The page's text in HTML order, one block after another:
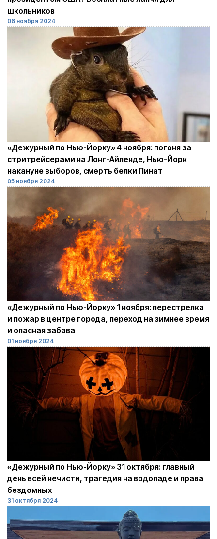
06 ноября 2024
школьников
05 ноября 2024
«Дежурный по Нью-Йорку» 4 ноября: погоня за
стритрейсерами на Лонг-Айленде, Нью-Йорк
накануне выборов, смерть белки Пинат
01 ноября 2024
«Дежурный по Нью-Йорку» 1 ноября: перестрелка
и пожар в центре города, переход на зимнее время
и опасная забава
31 октября 2024
«Дежурный по Нью-Йорку» 31 октября: главный
день всей нечисти, трагедия на водопаде и права
бездомных